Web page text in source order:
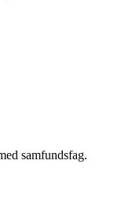
samfundsfag.